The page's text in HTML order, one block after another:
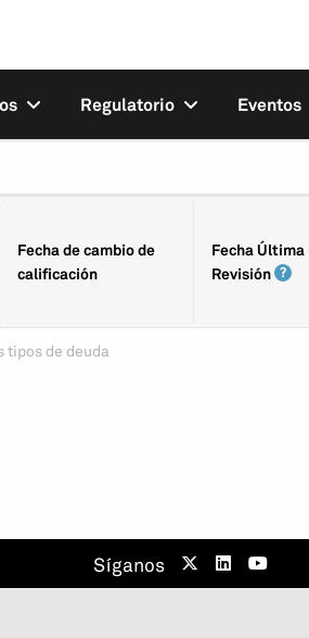
Regulatorio Eventos
Fecha de cambio de
calificación
Fecha Última
Revisión
tipos de deuda
Síganos